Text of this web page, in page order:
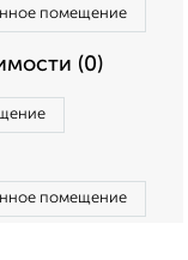
помещение
(0)
помещение